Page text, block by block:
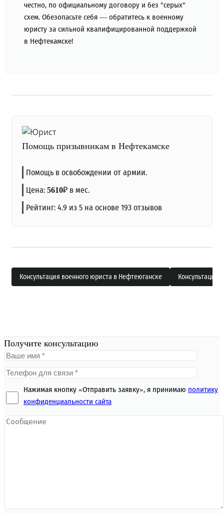
честно, по официальному договору и без "серых"
схем. Обезопасьте себя — обратитесь к военному
юристу за сильной квалифицированной поддержкой
в Нефтекамске!
Помощь призывникам в Нефтекамске
Помощь в освобождении от армии.
Цена: 5610₽ в мес.
Рейтинг: 4.9 из 5 на основе 193 отзывов
Консультация военного юриста в Нефтеюганске Консультация
Получите консультацию
Нажимая кнопку «Отправить заявку», я принимаю политику
конфиденциальности сайта